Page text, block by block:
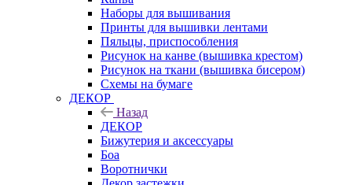
Наборы для вышивания
Принты для вышивки лентами
Пяльцы, приспособления
Рисунок на канве (вышивка крестом)
Рисунок на ткани (вышивка бисером)
Схемы на бумаге
ДЕКОР
Назад
ДЕКОР
Бижутерия и аксессуары
Боа
Воротнички